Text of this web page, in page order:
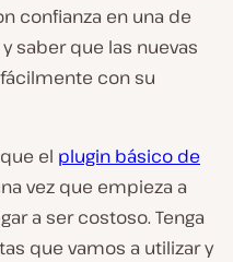
confianza en una de
saber que las nuevas
con su
el plugin básico de
vez que empieza a
a ser costoso. Tenga
que vamos a utilizar y